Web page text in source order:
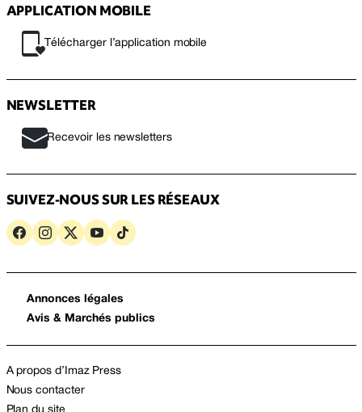
APPLICATION MOBILE
Télécharger l’application mobile
NEWSLETTER
Recevoir les newsletters
SUIVEZ-NOUS SUR LES RÉSEAUX
Annonces légales
Avis & Marchés publics
A propos d’Imaz Press
Nous contacter
Plan du site